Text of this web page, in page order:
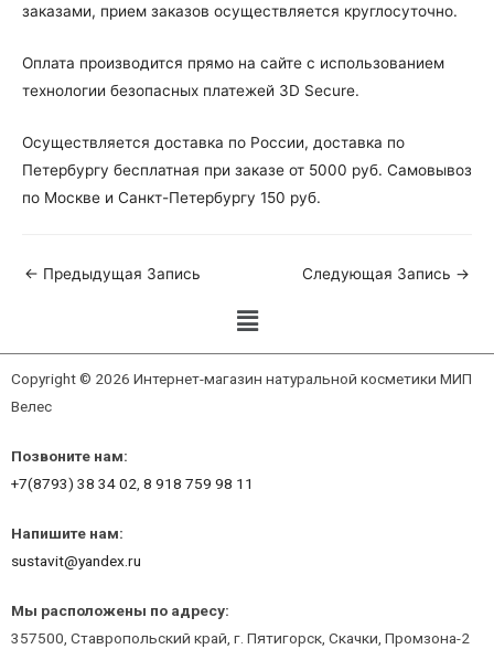
заказами, прием заказов осуществляется круглосуточно.
Оплата производится прямо на сайте с использованием
технологии безопасных платежей 3D Secure.
Осуществляется доставка по России, доставка по
Петербургу бесплатная при заказе от 5000 руб. Самовывоз
по Москве и Санкт-Петербургу 150 руб.
← Предыдущая Запись Следующая Запись →
Copyright © 2026 Интернет-магазин натуральной косметики МИП
Велес
Позвоните нам:
+7(8793) 38 34 02 8 918 759 98 11
Напишите нам:
sustavit@yandex.ru
Мы расположены по адресу:
357500, Ставропольский край, г. Пятигорск, Скачки, Промзона-2